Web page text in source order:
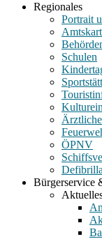
Regionales
Portrait
Schulen
ÖPNV
Bürgerservice